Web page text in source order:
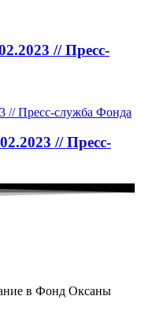
// Пресс-
// Пресс-
в Фонд Оксаны